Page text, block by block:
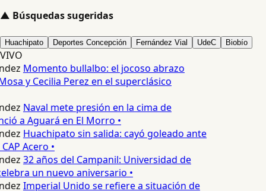
▲ Búsquedas sugeridas
Huachipato Deportes Concepción Fernández Vial UdeC Biobío
VIVO
Momento bullalbo: el jocoso abrazo
y Cecilia Perez en el superclásico
Naval mete presión en la cima de
a Aguará en El Morro •
Huachipato sin salida: cayó goleado ante
Acero •
32 años del Campanil: Universidad de
un nuevo aniversario •
Imperial Unido se refiere a situación de